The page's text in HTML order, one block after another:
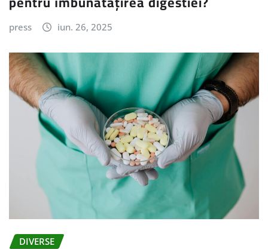
press iun. 26, 2025
DIVERSE